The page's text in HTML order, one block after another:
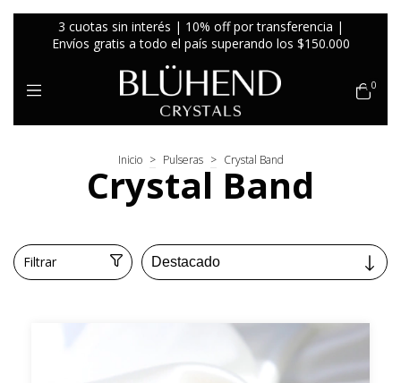
3 cuotas sin interés | 10% off por transferencia |
Envíos gratis a todo el país superando los $150.000
0
Inicio > Pulseras > Crystal Band
Crystal Band
Filtrar